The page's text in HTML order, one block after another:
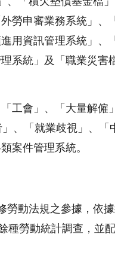
勞申審業務系統」、
用資訊管理系統」、
系統」及「職業災害
工會」、「大量解僱
、「就業歧視」、「
案件管理系統。
動法規之參據，依據
種勞動統計調查，並